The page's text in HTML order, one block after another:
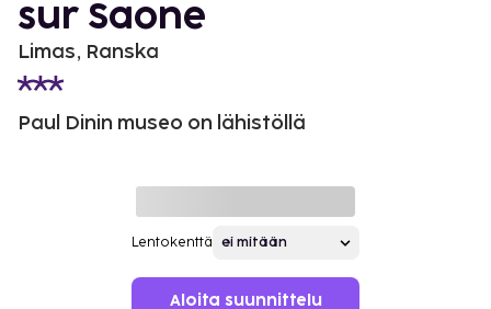
sur Saone
Limas, Ranska
Paul Dinin museo on lähistöllä
Lentokenttä
Aloita suunnittelu